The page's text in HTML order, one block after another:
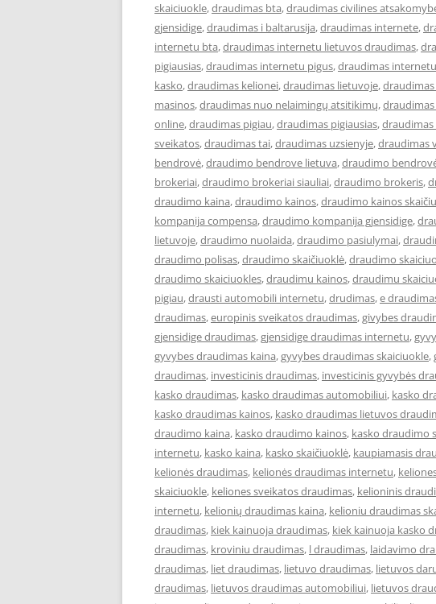
skaiciuokle,draudimas bta,draudimas civilines
gjensidige,draudimas i baltarusija,draudimas internete,
internetu bta,draudimas internetu lietuvos draudimas,
pigiausias,draudimas internetu pigus,draudimas
kasko,draudimas kelionei,draudimas lietuvoje,
masinos,draudimas nuo nelaimingų atsitikimų,
online,draudimas pigiau,draudimas pigiausias,draudimas
sveikatos,draudimas tai,draudimas uzsienyje,draudimas
bendrovė,draudimo bendrove lietuva,draudimo
brokeriai,draudimo brokeriai siauliai,draudimo brokeris,
draudimo kaina,draudimo kainos,draudimo kainos
kompanija compensa,draudimo kompanija gjensidige,
lietuvoje,draudimo nuolaida,draudimo pasiulymai,
draudimo polisas,draudimo skaičiuoklė,draudimo
draudimo skaiciuokles,draudimu kainos,draudimu
pigiau,drausti automobili internetu,drudimas,e
draudimas,europinis sveikatos draudimas,givybes
gjensidige draudimas,gjensidige draudimas internetu,
gyvybes draudimas kaina,gyvybes draudimas skaiciuokle,
draudimas, investicinis draudimas, investicinis gyvybės
kasko draudimas, kasko draudimas automobiliui, kasko
kasko draudimas kainos, kasko draudimas lietuvos
draudimo kaina, kasko draudimo kainos, kasko draudimo
internetu, kasko kaina, kasko skaičiuoklė, kaupiamasis
kelionės draudimas, kelionės draudimas internetu,
skaiciuokle, keliones sveikatos draudimas, kelioninis
internetu, kelionių draudimas kaina, kelioniu draudimas
draudimas, kiek kainuoja draudimas, kiek kainuoja kasko
draudimas, kroviniu draudimas, l draudimas, laidavimo
draudimas, liet draudimas, lietuvo draudimas, lietuvos
draudimas, lietuvos draudimas automobiliui, lietuvos